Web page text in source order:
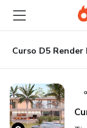
para
conteúdo
principal
para
pagamento
para
rodapé